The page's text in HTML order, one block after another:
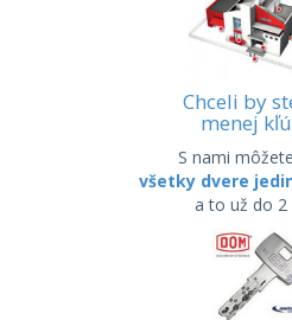
Chceli by
menej
S nami
všetky dvere
a to už do 2